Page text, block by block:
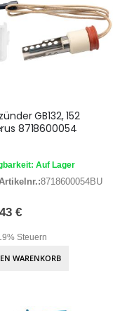
GB132, 152
8718600054
Auf Lager
8718600054BU
€
Steuern
WARENKORB